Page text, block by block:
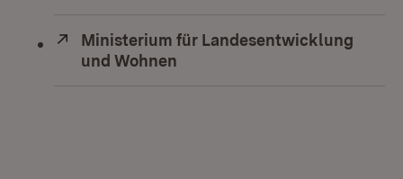
Extern:
Ministerium für Landesentwicklung
und Wohnen